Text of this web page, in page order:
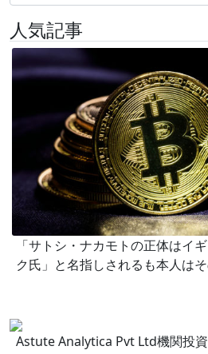
人気記事
「サトシ・ナカモトの正体はイ
ク氏」と名指しされるも本人は
Astute Analytica Pvt Ltd機関投